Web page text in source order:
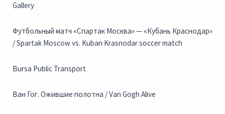
Gallery
Футбольный матч «Спартак Москва» — «Кубань Краснодар»
/ Spartak Moscow vs. Kuban Krasnodar soccer match
Bursa Public Transport
Ван Гог. Ожившие полотна / Van Gogh Alive